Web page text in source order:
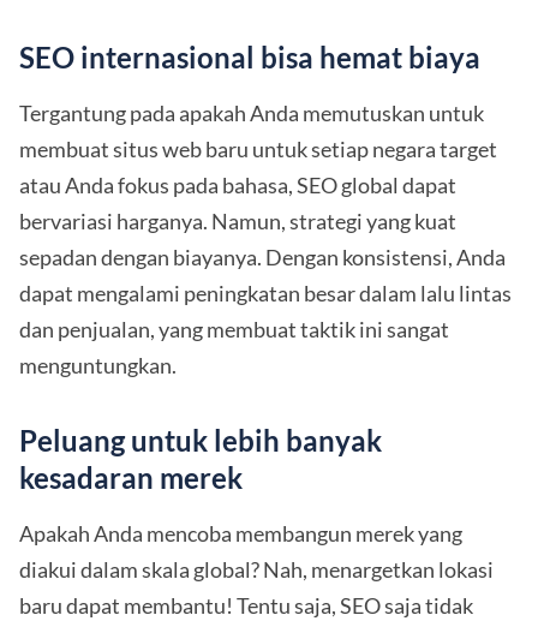
SEO internasional bisa hemat biaya
Tergantung pada apakah Anda memutuskan untuk
membuat situs web baru untuk setiap negara target
atau Anda fokus pada bahasa, SEO global dapat
bervariasi harganya. Namun, strategi yang kuat
sepadan dengan biayanya. Dengan konsistensi, Anda
dapat mengalami peningkatan besar dalam lalu lintas
dan penjualan, yang membuat taktik ini sangat
menguntungkan.
Peluang untuk lebih banyak
kesadaran merek
Apakah Anda mencoba membangun merek yang
diakui dalam skala global? Nah, menargetkan lokasi
baru dapat membantu! Tentu saja, SEO saja tidak